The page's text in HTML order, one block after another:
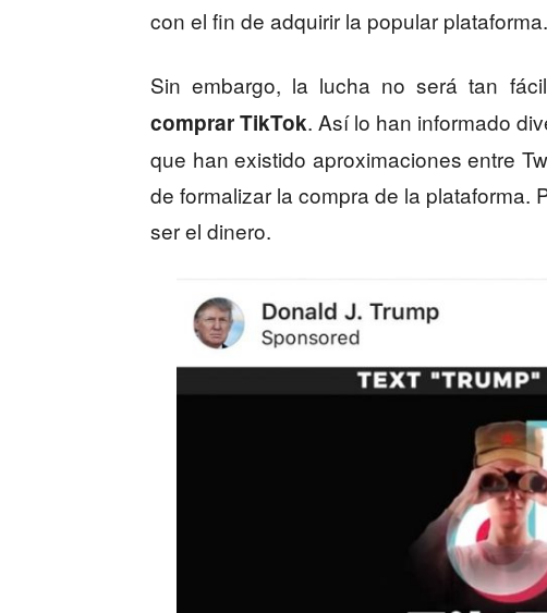
con el fin de adquirir la popular plataforma.
Sin embargo, la lucha no será tan
comprar TikTok. Así lo han informado
que han existido aproximaciones entre
de formalizar la compra de la plataforma.
ser el dinero.